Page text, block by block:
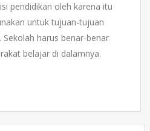
pendidikan oleh karena itu
untuk tujuan-tujuan
harus benar-benar
belajar di dalamnya.